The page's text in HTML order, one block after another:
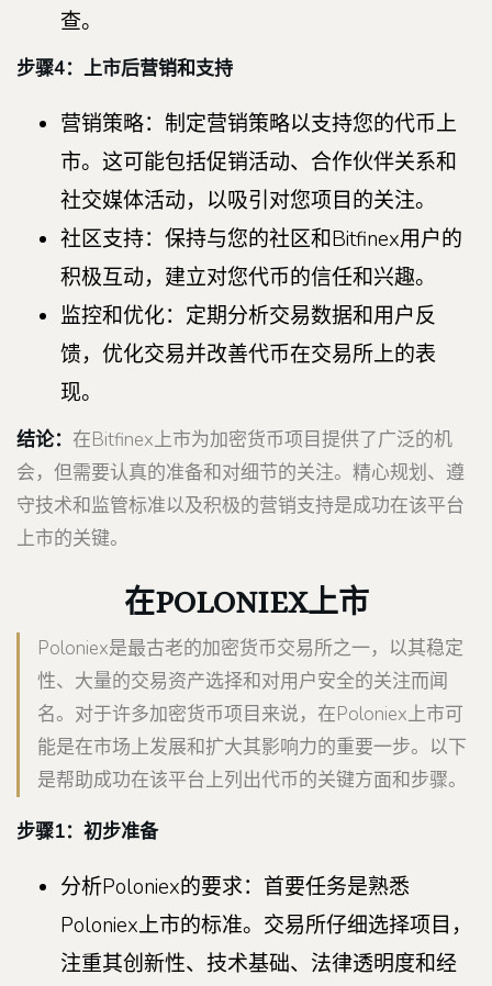
查。
步骤4：上市后营销和支持
营销策略：制定营销策略以支持您的代币上
市。这可能包括促销活动、合作伙伴关系和
社交媒体活动，以吸引对您项目的关注。
社区支持：保持与您的社区和Bitfinex用户的
积极互动，建立对您代币的信任和兴趣。
监控和优化：定期分析交易数据和用户反
馈，优化交易并改善代币在交易所上的表
现。
结论： 在Bitfinex上市为加密货币项目提供了广泛的机
会，但需要认真的准备和对细节的关注。精心规划、遵
守技术和监管标准以及积极的营销支持是成功在该平台
上市的关键。
在POLONIEX上市
Poloniex是最古老的加密货币交易所之一，以其稳定
性、大量的交易资产选择和对用户安全的关注而闻
名。对于许多加密货币项目来说，在Poloniex上市可
能是在市场上发展和扩大其影响力的重要一步。以下
是帮助成功在该平台上列出代币的关键方面和步骤。
步骤1：初步准备
分析Poloniex的要求：首要任务是熟悉
Poloniex上市的标准。交易所仔细选择项目，
注重其创新性、技术基础、法律透明度和经